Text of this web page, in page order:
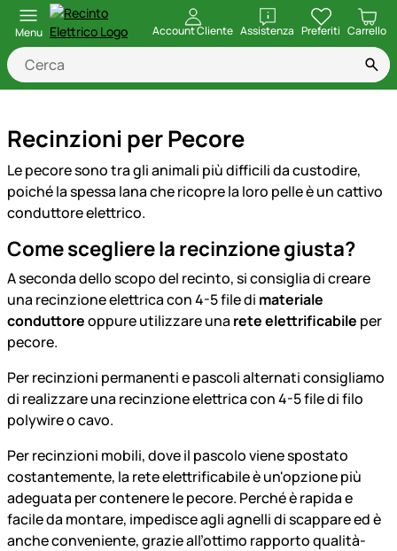
Menu Account Cliente Assistenza
apri Preferiti Carrello
Recinzioni per Pecore
Le pecore sono tra gli animali più difficili da custodire,
poiché la spessa lana che ricopre la loro pelle è un cattivo
conduttore elettrico.
Come scegliere la recinzione giusta?
A seconda dello scopo del recinto, si consiglia di creare
una recinzione elettrica con 4-5 file di materiale
conduttoreoppure utilizzare una rete elettrificabile per
pecore.
Per recinzioni permanenti e pascoli alternati consigliamo
di realizzare una recinzione elettrica con 4-5 file di filo
polywire o cavo.
Per recinzioni mobili, dove il pascolo viene spostato
costantemente, la rete elettrificabile è un'opzione più
adeguata per contenere le pecore. Perché è rapida e
facile da montare, impedisce agli agnelli di scappare ed è
anche conveniente, grazie all’ottimo rapporto qualità-